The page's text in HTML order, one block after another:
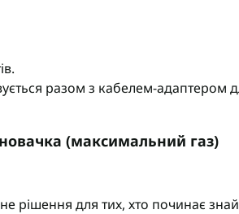
разом з кабелем-адаптером
(максимальний газ)
рішення для тих, хто починає